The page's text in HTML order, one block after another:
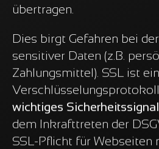
übertragen.
Dies birgt Gefahren bei
sensitiver Daten (z.B.
Zahlungsmittel). SSL ist ein
wichtiges Sicherheitssignal
dem Inkrafttreten der
SSL-Pflicht für